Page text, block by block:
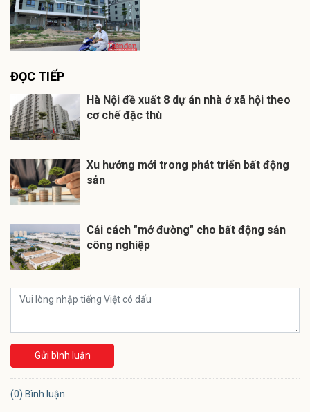
ĐỌC TIẾP
Hà Nội đề xuất 8 dự án nhà ở xã hội theo
cơ chế đặc thù
Xu hướng mới trong phát triển bất động
sản
Cải cách "mở đường" cho bất động sản
công nghiệp
Gửi bình luận
(0) Bình luận